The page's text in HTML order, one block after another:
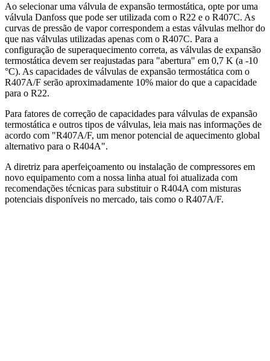
Ao selecionar uma válvula de expansão termostática, opte por uma
válvula Danfoss que pode ser utilizada com o R22 e o R407C. As
curvas de pressão de vapor correspondem a estas válvulas melhor do
que nas válvulas utilizadas apenas com o R407C. Para a
configuração de superaquecimento correta, as válvulas de expansão
termostática devem ser reajustadas para "abertura" em 0,7 K (a -10
°C). As capacidades de válvulas de expansão termostática com o
R407A/F serão aproximadamente 10% maior do que a capacidade
para o R22.
Para fatores de correção de capacidades para válvulas de expansão
termostática e outros tipos de válvulas, leia mais nas informações de
acordo com "R407A/F, um menor potencial de aquecimento global
alternativo para o R404A".
A diretriz para aperfeiçoamento ou instalação de compressores em
novo equipamento com a nossa linha atual foi atualizada com
recomendações técnicas para substituir o R404A com misturas
potenciais disponíveis no mercado, tais como o R407A/F.